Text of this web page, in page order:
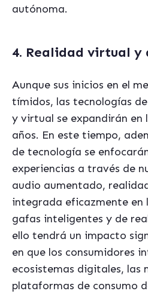
autónoma.
4. Realidad virtual y
Aunque sus inicios en el
tímidos, las tecnologías
y virtual se expandirán en
años. En este tiempo,
de tecnología se
experiencias a través de
audio aumentado,
integrada eficazmente en
gafas inteligentes y de
ello tendrá un impacto
en que los consumidores
ecosistemas digitales, las
plataformas de consumo